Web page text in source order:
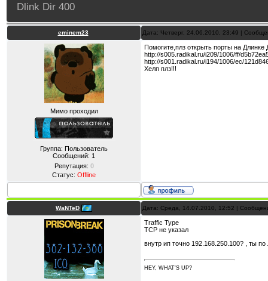
Dlink Dir 400
eminem23 Дата: Четверг, 24.06.2010, 23:49 |
Мимо проходил
Группа: Пользователь
Сообщений: 1
Репутация: 0
Статус: Offline
Помогите,плз открыть порты на
http://s005.radikal.ru/i209/1006/ff/
http://s001.radikal.ru/i194/1006/ec/
Хелп плз!!!
WaNTeD Дата: Среда, 14.07.2010, 12:52 |
Traffic Type
TCP не указал
внутр ип точно 192.168.250.100? , ты
HEY, WHAT'S UP?